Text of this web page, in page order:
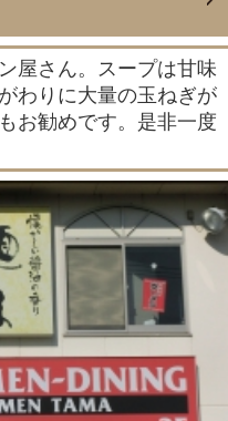
屋さん。スープは甘味
わりに大量の玉ねぎが
お勧めです。是非一度